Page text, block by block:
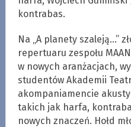
kontrabas.
Na „A planety szaleją…”
repertuaru zespołu
w nowych aranżacjach,
studentów Akademii
akompaniamencie
takich jak harfa,
nowych znaczeń. Hołd